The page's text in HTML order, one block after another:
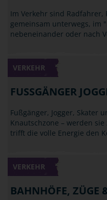
Im Verkehr sind
gemeinsam unterwegs, im
nebeneinander oder nach
VERKEHR
FUSSGÄNGER
Fußgänger, Jogger, Skater
Knautschzone – werden
trifft die volle Energie den
VERKEHR
BAHNHÖFE, ZÜGE